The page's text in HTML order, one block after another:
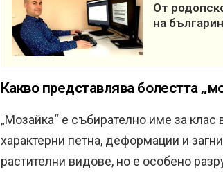
От
на
Какво представлява болестта
„Мозайка“ е събирателно име за
характерни петна, деформации и
растителни видове, но е особено